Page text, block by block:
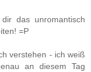
das unromantisch
=P
verstehen - ich weiß
an diesem Tag